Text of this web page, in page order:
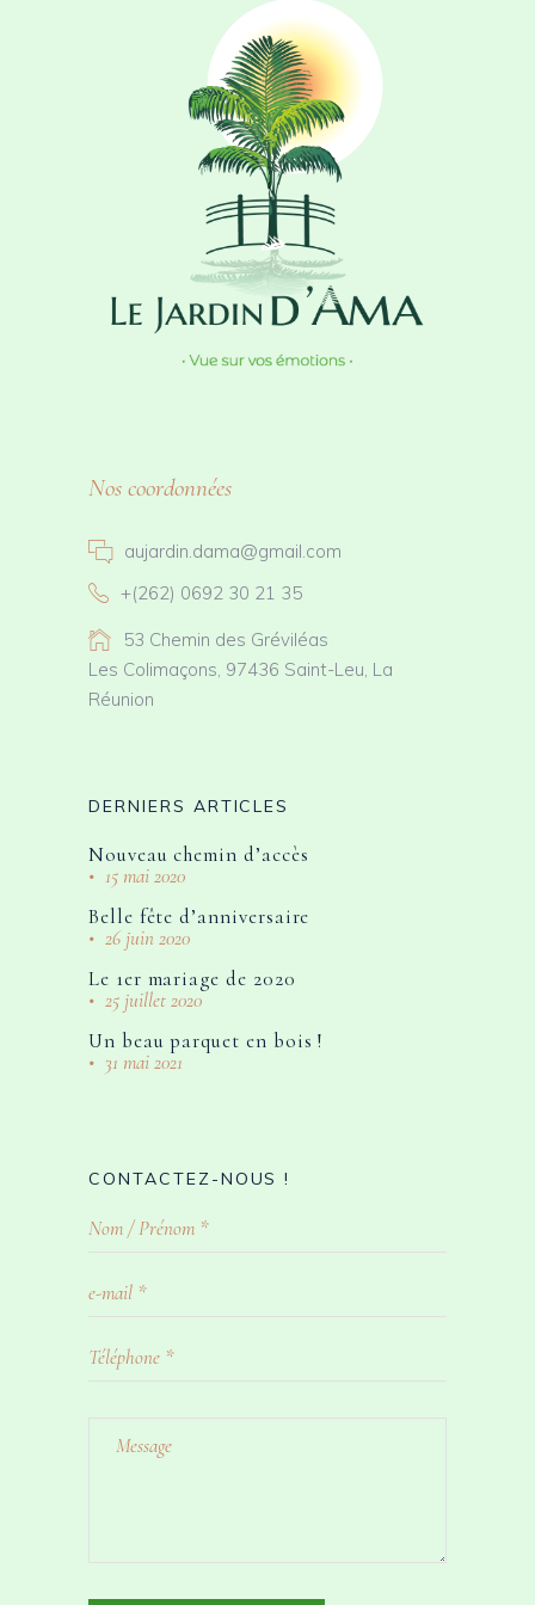
Nos coordonnées
aujardin.dama@gmail.com
+(262) 0692 30 21 35
53 Chemin des Gréviléas
Les Colimaçons, 97436 Saint-Leu, La
Réunion
DERNIERS ARTICLES
Nouveau chemin d’accès
15 mai 2020
Belle fête d’anniversaire
26 juin 2020
Le 1er mariage de 2020
25 juillet 2020
Un beau parquet en bois !
31 mai 2021
CONTACTEZ-NOUS !